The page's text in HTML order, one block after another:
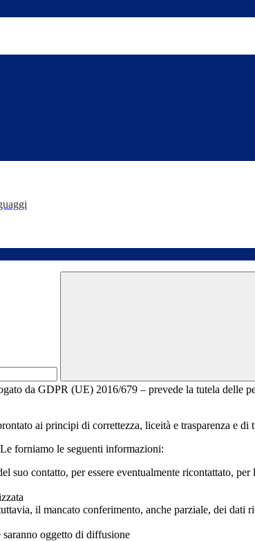
da GDPR (UE) 2016/679 – prevede la tutela delle
ai principi di correttezza, liceità e trasparenza e
forniamo le seguenti informazioni:
suo contatto, per essere eventualmente ricontattato,
il mancato conferimento, anche parziale, dei
oggetto di diffusione